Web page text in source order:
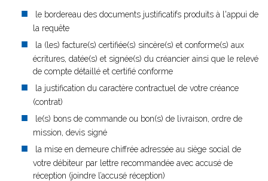
le bordereau des documents justificatifs produits à l'appui de
la requête
la (les) facture(s) certifiée(s) sincère(s) et conforme(s) aux
écritures, datée(s) et signée(s) du créancier ainsi que le relevé
de compte détaillé et certifié conforme
la justification du caractère contractuel de votre créance
(contrat)
le(s) bons de commande ou bon(s) de livraison, ordre de
mission, devis signé
la mise en demeure chiffrée adressée au siège social de
votre débiteur par lettre recommandée avec accusé de
réception (joindre l’accusé réception)